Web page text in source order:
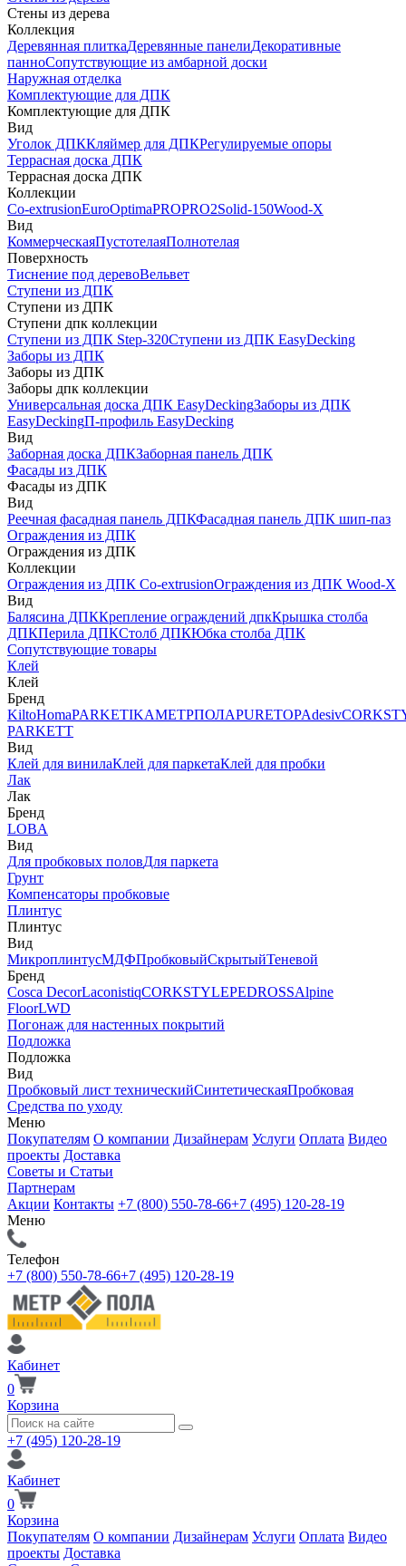
Стены из дерева
Коллекция
Деревянная плиткаДеревянные панелиДекоративные
панноСопутствующие из амбарной доски
Наружная отделка
Комплектующие для ДПК
Комплектующие для ДПК
Вид
Уголок ДПККляймер для ДПКРегулируемые опоры
Террасная доска ДПК
Террасная доска ДПК
Коллекции
Co-extrusionEuroOptimaPROPRO2Solid-150Wood-X
Вид
КоммерческаяПустотелаяПолнотелая
Поверхность
Тиснение под деревоВельвет
Ступени из ДПК
Ступени из ДПК
Ступени дпк коллекции
Ступени из ДПК Step-320Ступени из ДПК EasyDecking
Заборы из ДПК
Заборы из ДПК
Заборы дпк коллекции
Универсальная доска ДПК EasyDeckingЗаборы из ДПК
EasyDeckingП-профиль EasyDecking
Вид
Заборная доска ДПКЗаборная панель ДПК
Фасады из ДПК
Фасады из ДПК
Вид
Реечная фасадная панель ДПКФасадная панель ДПК шип-паз
Ограждения из ДПК
Ограждения из ДПК
Коллекции
Ограждения из ДПК Co-extrusionОграждения из ДПК Wood-X
Вид
Балясина ДПККрепление ограждений дпкКрышка столба
ДПКПерила ДПКСтолб ДПКЮбка столба ДПК
Сопутствующие товары
Клей
Клей
Бренд
KiltoHomaPARKETIKAМЕТРПОЛАPURETOPAdesiv
PARKETT
Вид
Клей для винилаКлей для паркетаКлей для пробки
Лак
Лак
Бренд
LOBA
Вид
Для пробковых половДля паркета
Грунт
Компенсаторы пробковые
Плинтус
Плинтус
Вид
МикроплинтусМДФПробковыйСкрытыйТеневой
Бренд
Cosca DecorLaconistiqCORKSTYLEPEDROSSAlpine
FloorLWD
Погонаж для настенных покрытий
Подложка
Подложка
Вид
Пробковый лист техническийСинтетическаяПробковая
Средства по уходу
Меню
Покупателям О компании Дизайнерам Услуги Оплата Видео
проекты Доставка
Советы и Статьи
Партнерам
Акции Контакты +7 (800) 550-78-66+7 (495) 120-28-19
Меню
Телефон
+7 (800) 550-78-66+7 (495) 120-28-19
Кабинет
0
Корзина
+7 (495) 120-28-19
Кабинет
0
Корзина
Покупателям О компании Дизайнерам Услуги Оплата Видео
проекты Доставка